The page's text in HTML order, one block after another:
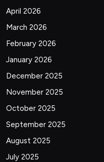
April 2026
March 2026
February 2026
January 2026
December 2025
November 2025
October 2025
September 2025
August 2025
July 2025